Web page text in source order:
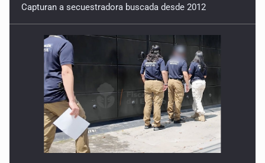
Capturan a secuestradora buscada desde 2012